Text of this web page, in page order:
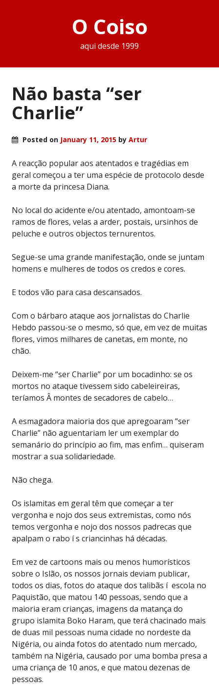
O Coiso
aqui desde 1999
Não basta “ser
Charlie”
Posted on January 11, 2015 by Artur
A reacção popular aos atentados e tragédias em
geral começou a ter uma espécie de protocolo desde
a morte da princesa Diana.
No local do acidente e/ou atentado, amontoam-se
ramos de flores, velas a arder, postais, ursinhos de
peluche e outros objectos ternurentos.
Segue-se uma grande manifestação, onde se juntam
homens e mulheres de todos os credos e cores.
E todos vão para casa descansados.
Com o bárbaro ataque aos jornalistas do Charlie
Hebdo passou-se o mesmo, só que, em vez de muitas
flores, vimos milhares de canetas, em monte, no
chão.
Deixem-me “ser Charlie” por um bocadinho: se os
mortos no ataque tivessem sido cabeleireiras,
teríamos Â montes de secadores de cabelo…
A esmagadora maioria dos que apregoaram “ser
Charlie” não aguentariam ler um exemplar do
semanário do princípio ao fim, mas enfim… quiseram
mostrar a sua solidariedade.
Não chega.
Os islamitas em geral têm que começar a ter
vergonha e nojo dos seus extremistas, como nós
temos vergonha e nojo dos nossos padrecas que
apalpam o rabo í s criancinhas há décadas.
Em vez de cartoons mais ou menos humorísticos
sobre o Islão, os nossos jornais deviam publicar,
todos os dias, fotos do ataque dos talibãs í escola no
Paquistão, que matou 140 pessoas, sendo que a
maioria eram crianças, imagens da matança do
grupo islamita Boko Haram, que terá chacinado mais
de duas mil pessoas numa cidade no nordeste da
Nigéria, ou ainda fotos do atentado num mercado,
também na Nigéria, causado por uma bomba presa a
uma criança de 10 anos, e que matou dezenas de
pessoas.